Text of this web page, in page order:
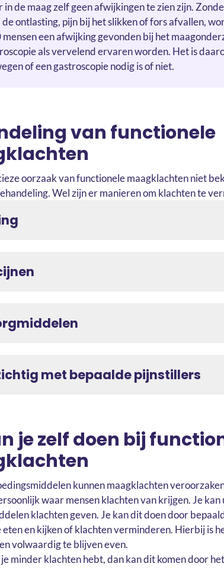
in de maag zelf geen afwijkingen te zien zijn.
ontlasting, pijn bij het slikken of fors afvallen,
mensen een afwijking gevonden bij het
als vervelend ervaren worden. Het is
of een gastroscopie nodig is of niet.
van functionele
oorzaak van functionele maagklachten niet
Wel zijn er manieren om klachten te
met bepaalde pijnstillers
je zelf doen bij
kunnen maagklachten
waar mensen klachten van krijgen. Je
klachten geven. Je kan dit doen door
eten en kijken of klachten verminderen. Hierbij is
volwaardig te blijven even.
minder klachten hebt, dan kan dit komen door